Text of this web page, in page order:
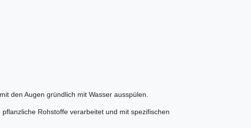
den Augen gründlich mit Wasser ausspülen.
Rohstoffe verarbeitet und mit spezifischen